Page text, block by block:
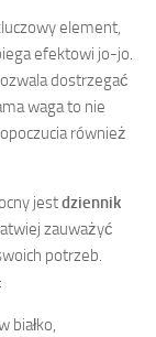
element,
efektowi jo-jo.
dostrzegać
waga to nie
również
jestdziennik
zauważyć
potrzeb.
białko,